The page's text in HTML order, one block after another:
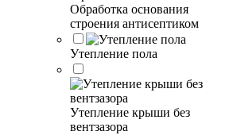
Обработка основания
строения антисептиком
Утепление пола
Утепление крыши без
вентзазора